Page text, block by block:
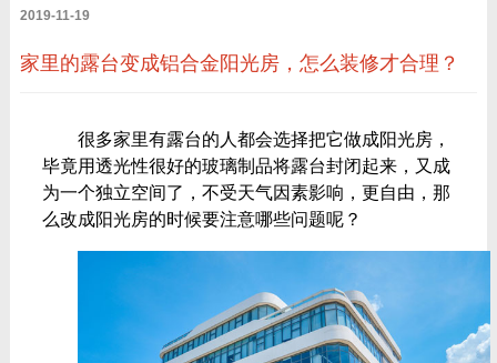
2019-11-19
家里的露台变成铝合金阳光房，怎么装修才合理？
很多家里有露台的人都会选择把它做成阳光房，
毕竟用透光性很好的玻璃制品将露台封闭起来，又成
为一个独立空间了，不受天气因素影响，更自由，那
么改成阳光房的时候要注意哪些问题呢？